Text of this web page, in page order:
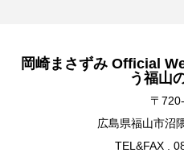
岡崎まさずみ Official
う福山
〒
広島県福山市沼
TEL&FAX .